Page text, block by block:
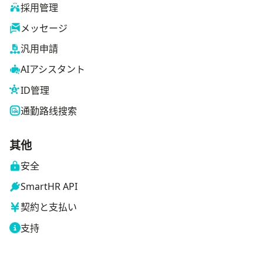
採用管理
メッセージ
汎用申請
AIアシスタント
ID管理
通勤路线搜索
其他
安全
SmartHR API
契約と支払い
支持